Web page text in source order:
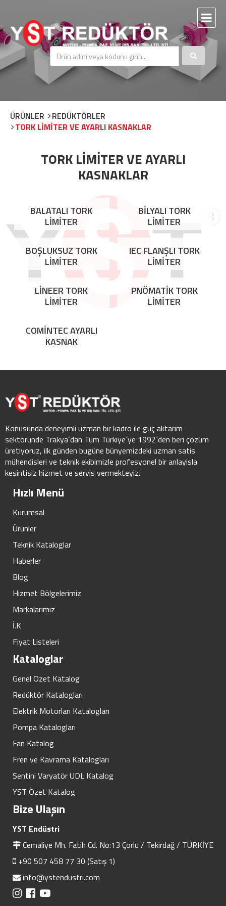
ÜRÜNLER
REDÜKTÖRLER
TORK LİMİTER VE AYARLI KASNAKLAR
TORK LİMİTER VE AYARLI
KASNAKLAR
BALATALI TORK
LİMİTER
BİLYALI TORK
LİMİTER
BOŞLUKSUZ TORK
LİMİTER
IEC FLANŞLI TORK
LİMİTER
LİNEER TORK
LİMİTER
PNÖMATİK TORK
LİMİTER
COMİNTEC AYARLI
KASNAK
Konusunda deneyimli uzman bir kadro ile güç aktarim
sektöründe Trakya´dan Tüm Türkiye´ye 1992´den beri çözüm
üretiyoruz, ilk günden bugüne bünyemizdeki uzman satis
mühendisleri ve teknik ekibimizle profesyonel bir anlayisla
kesintisiz hizmet ve servis vermekteyiz.
Hızlı Menü
Kurumsal
Ürünler
Teknik Kataloglar
Haberler
Blog
Hizmet Bölgelerimiz
Markalarımız
İ.K
Fiyat Listeleri
Kataloglar
Genel Ozet Katalog
Redüktör Katalogları
Elektrik Motorları Katalogları
Pompa Katalogları
Fan Katalog
Fren ve Kavrama Katalogları
Sentini Varyatör UDL Katalog
YST Özet Katalog
Bize Ulaşın
YST Endüstri
Cemaliye Mh. Fatih Cd. No:13 Çorlu / Tekirdağ / TÜRKİYE
+90 507 458 77 30 (Satış 1)
info@ystendustri.com